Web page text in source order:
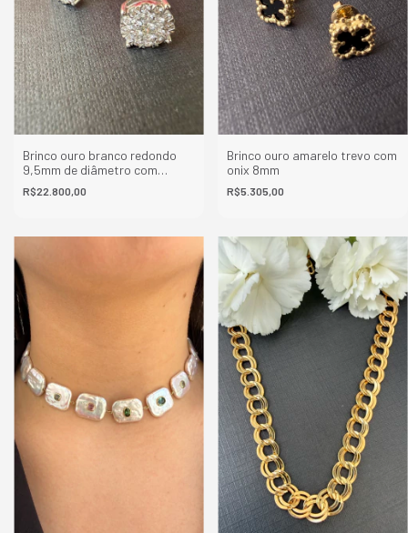
Brinco ouro branco redondo
9,5mm de diâmetro com
diamantes
R$22.800,00
Brinco ouro amarelo trevo com
onix 8mm
R$5.305,00